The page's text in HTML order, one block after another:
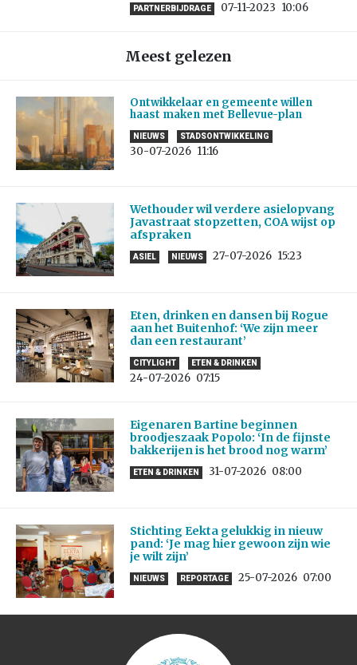
PARTNERBIJDRAGE 07-11-2023 10:06
Meest gelezen
Ontwikkelaar en gemeente willen
haast maken met Bellevue-plan
NIEUWS STADSONTWIKKELING
30-07-2026 11:16
Wethouder wil verdere asielopvang
Javastraat stopzetten, COA wijst op
afspraken
ASIEL NIEUWS 27-07-2026 15:23
Eten, drinken en dansen bij Rogue
aan het Buitenhof: ‘We zijn meer
dan een restaurant’
CITYLIGHT ETEN & DRINKEN
24-07-2026 07:15
Eigenaren Bartine beginnen
broodjeszaak Popolo: ‘In de fijnste
bakkerijen is het brood nog warm’
ETEN & DRINKEN 31-07-2026 08:00
Stichting Eekta gelukkig in nieuw
pand: ‘Je mag hier gewoon zijn wie
je wilt zijn’
NIEUWS REPORTAGE 25-07-2026 07:00